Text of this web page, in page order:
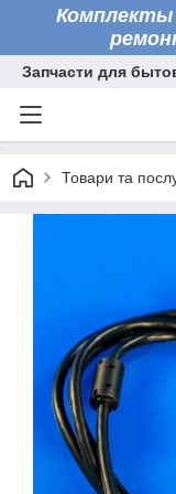
Комплекты
Запчасти для
Товари та